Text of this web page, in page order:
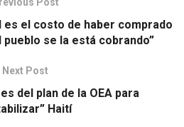
Post
es el costo de haber comprado
se la está cobrando”
Next Post
del plan de la OEA para
Haití